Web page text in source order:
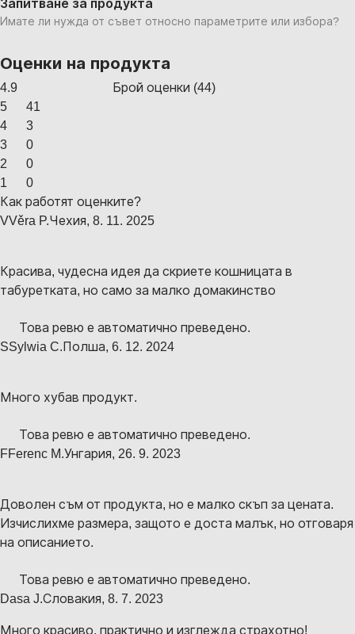
Запитване за продукта
Имате ли нужда от съвет относно параметрите или избора?
Оценки на продукта
4.9 Брой оценки (44)
5
41
4
3
3
0
2
0
1
0
Как работят оценките?
VVěra P.Чехия, 8. 11. 2025
Красива, чудесна идея да скриете кошницата в
табуретката, но само за малко домакинство
Това ревю е автоматично преведено.
SSylwia C. Полша, 6. 12. 2024
Много хубав продукт.
Това ревю е автоматично преведено.
FFerenc M.Унгария, 26. 9. 2023
Доволен съм от продукта, но е малко скъп за цената.
Изчислихме размера, защото е доста малък, но отговаря
на описанието.
Това ревю е автоматично преведено.
Dasa J.Словакия, 8. 7. 2023
Много красиво, практично и изглежда страхотно!